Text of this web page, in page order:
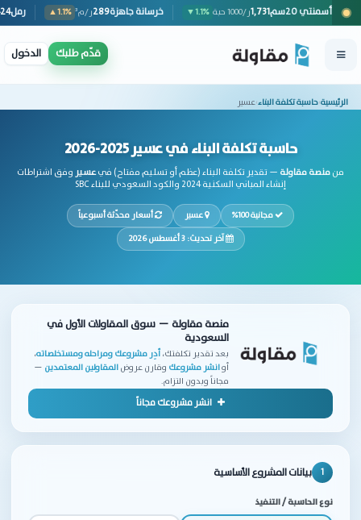
50كجم ▲1.1% بلوك أسمنتي 20سم 1,731ر/1000 حبة ▼1.1% خرسانة جاهزة289
قدّم طلبك الدخول
الرئيسية›حاسبة تكلفة البناء›عسير
حاسبة تكلفة البناء في عسير 2025-2026
منمنصة مقاولة — تقدير تكلفة البناء (عظم أو تسليم مفتاح) فيعسيروفق اشتراطات
إنشاء المباني السكنية 2024 والكود السعودي للبناء SBC
مجانية 100% عسير
أسعار محدّثة أسبوعياً
آخر تحديث: 3 أغسطس 2026
منصة مقاولة — سوق المقاولات الأول في
السعودية
بعد تقدير تكلفتك،أدِر مشروعك ومراحله ومستخلصاته،
أوانشر مشروعك وقارن عروضالمقاولين المعتمدين —
مجاناً وبدون التزام.
انشر مشروعك مجاناً
1 بيانات المشروع الأساسية
نوع الحاسبة / التنفيذ